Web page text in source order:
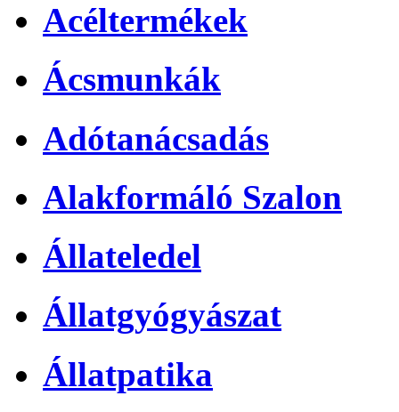
Acéltermékek
Ácsmunkák
Adótanácsadás
Alakformáló Szalon
Állateledel
Állatgyógyászat
Állatpatika